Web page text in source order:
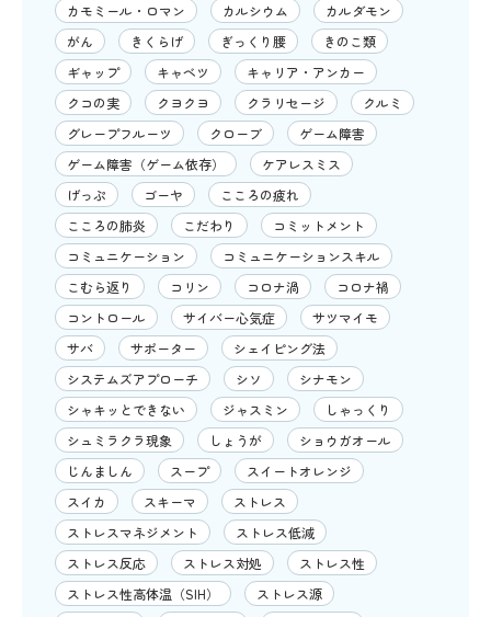
カモミール・ロマン
カルシウム
カルダモン
がん
きくらげ ぎっくり腰
きのこ類
ギャップ
キャベツ
キャリア・アンカー
クコの実
クヨクヨ クラリセージ
クルミ
グレープフルーツ
クローブ
ゲーム障害
ゲーム障害（ゲーム依存）
ケアレスミス
げっぷ
ゴーヤ
こころの疲れ
こころの肺炎
こだわり
コミットメント
コミュニケーション
コミュニケーションスキル
こむら返り
コリン コロナ渦
コロナ禍
コントロール
サイバー心気症
サツマイモ
サバ
サポーター
シェイピング法
システムズアプローチ
シソ
シナモン
シャキッとできない
ジャスミン
しゃっくり
シュミラクラ現象
しょうが
ショウガオール
じんましん
スープ
スイートオレンジ
スイカ
スキーマ
ストレス
ストレスマネジメント
ストレス低減
ストレス反応
ストレス対処
ストレス性
ストレス性高体温（SIH）
ストレス源